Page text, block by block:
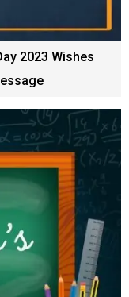
2023 Wishes